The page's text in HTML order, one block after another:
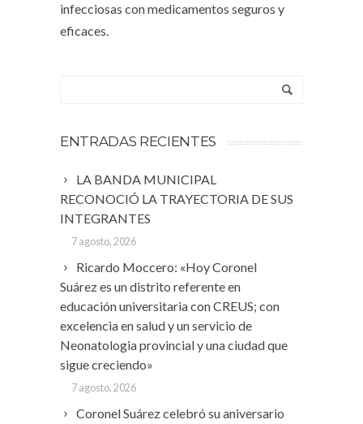
infecciosas con medicamentos seguros y
eficaces.
ENTRADAS RECIENTES
LA BANDA MUNICIPAL
RECONOCIÓ LA TRAYECTORIA DE SUS
INTEGRANTES
7 agosto, 2026
Ricardo Moccero: «Hoy Coronel
Suárez es un distrito referente en
educación universitaria con CREUS; con
excelencia en salud y un servicio de
Neonatologia provincial y una ciudad que
sigue creciendo»
7 agosto, 2026
Coronel Suárez celebró su aniversario